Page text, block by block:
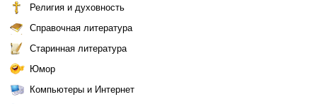
Религия и духовность
Справочная литература
Старинная литература
Юмор
Компьютеры и Интернет